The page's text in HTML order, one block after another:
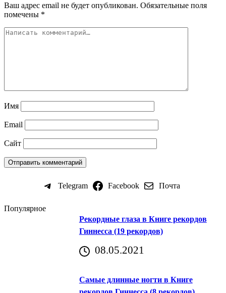
Ваш адрес email не будет опубликован. Обязательные поля
помечены *
Имя
Email
Сайт
Telegram Facebook Почта
Популярное
Рекордные глаза в Книге рекордов
Гиннесса (19 рекордов)
08.05.2021
Самые длинные ногти в Книге